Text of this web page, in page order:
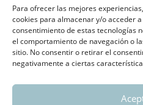
Para ofrecer las mejores
cookies para almacenar y/o acceder
consentimiento de estas tecnologías
el comportamiento de navegación o
sitio. No consentir o retirar el
negativamente a ciertas